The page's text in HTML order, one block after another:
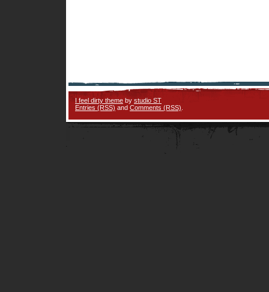
I feel dirty theme by studio ST
Entries (RSS) and Comments (RSS)